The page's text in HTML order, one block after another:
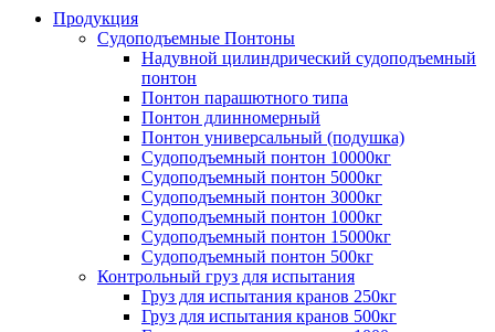
Продукция
Судоподъемные Понтоны
Надувной цилиндрический судоподъемный
понтон
Понтон парашютного типа
Понтон длинномерный
Понтон универсальный (подушка)
Судоподъемный понтон 10000кг
Судоподъемный понтон 5000кг
Судоподъемный понтон 3000кг
Судоподъемный понтон 1000кг
Судоподъемный понтон 15000кг
Судоподъемный понтон 500кг
Контрольный груз для испытания
Груз для испытания кранов 250кг
Груз для испытания кранов 500кг